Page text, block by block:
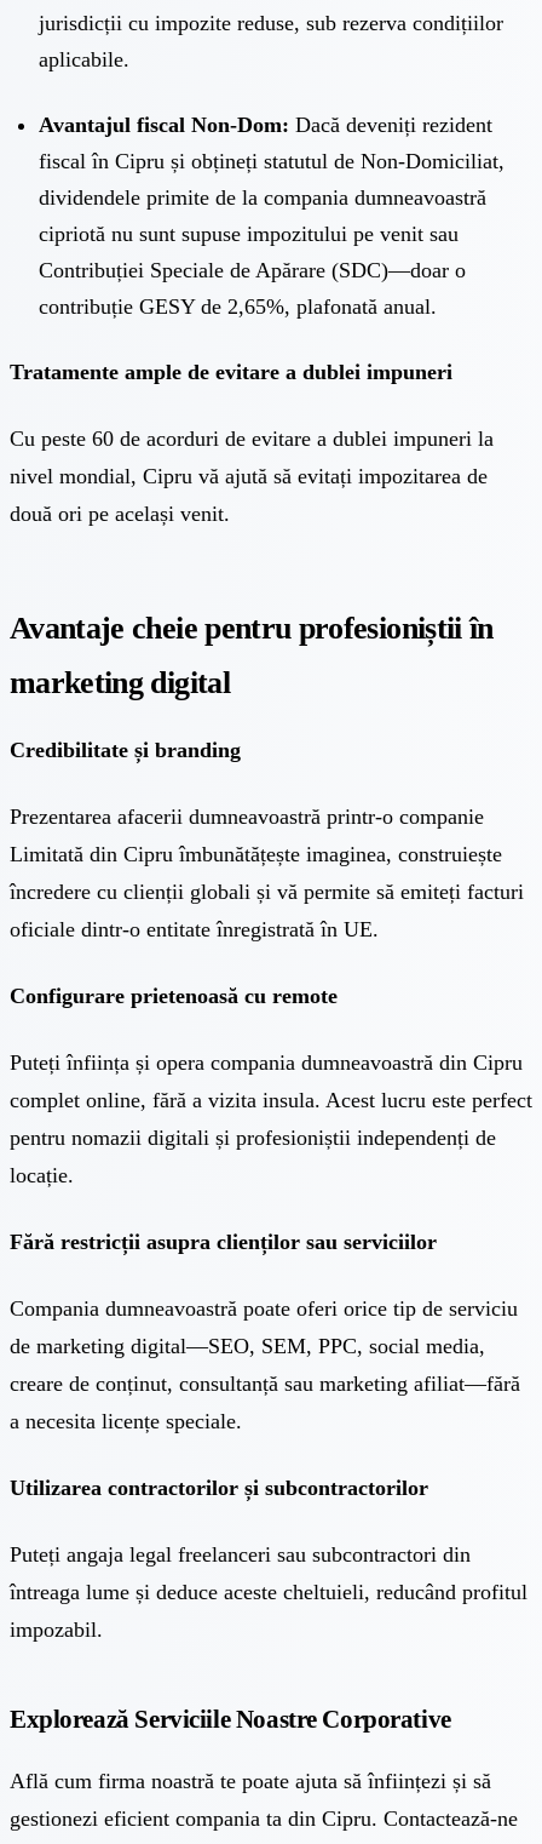
jurisdicții cu impozite reduse, sub rezerva condițiilor
aplicabile.
Avantajul fiscal Non-Dom: Dacă deveniți rezident
fiscal în Cipru și obțineți statutul de Non-Domiciliat,
dividendele primite de la compania dumneavoastră
cipriotă nu sunt supuse impozitului pe venit sau
Contribuției Speciale de Apărare (SDC)—doar o
contribuție GESY de 2,65%, plafonată anual.
Tratamente ample de evitare a dublei impuneri
Cu peste 60 de acorduri de evitare a dublei impuneri la
nivel mondial, Cipru vă ajută să evitați impozitarea de
două ori pe același venit.
Avantaje cheie pentru profesioniștii în
marketing digital
Credibilitate și branding
Prezentarea afacerii dumneavoastră printr-o companie
Limitată din Cipru îmbunătățește imaginea, construiește
încredere cu clienții globali și vă permite să emiteți facturi
oficiale dintr-o entitate înregistrată în UE.
Configurare prietenoasă cu remote
Puteți înființa și opera compania dumneavoastră din Cipru
complet online, fără a vizita insula. Acest lucru este perfect
pentru nomazii digitali și profesioniștii independenți de
locație.
Fără restricții asupra clienților sau serviciilor
Compania dumneavoastră poate oferi orice tip de serviciu
de marketing digital—SEO, SEM, PPC, social media,
creare de conținut, consultanță sau marketing afiliat—fără
a necesita licențe speciale.
Utilizarea contractorilor și subcontractorilor
Puteți angaja legal freelanceri sau subcontractori din
întreaga lume și deduce aceste cheltuieli, reducând profitul
impozabil.
Explorează Serviciile Noastre Corporative
Află cum firma noastră te poate ajuta să înființezi și să
gestionezi eficient compania ta din Cipru. Contactează-ne